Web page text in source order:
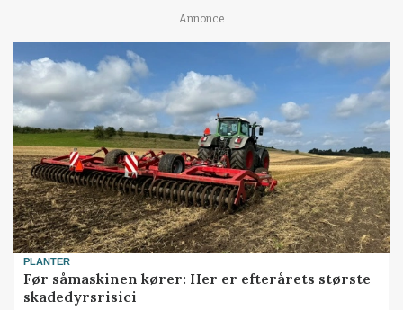
Annonce
PLANTER
Før såmaskinen kører: Her er efterårets største
skadedyrsrisici